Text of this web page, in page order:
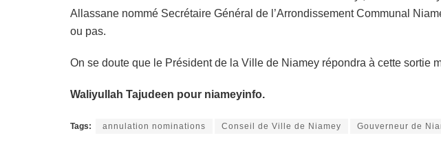
Allassane nommé Secrétaire Général de l’Arrondissement Communal
ou pas.
On se doute que le Président de la Ville de Niamey répondra à cette sortie
Waliyullah Tajudeen pour niameyinfo.
Tags: annulation nominations Conseil de Ville de Niamey Gouverneur de